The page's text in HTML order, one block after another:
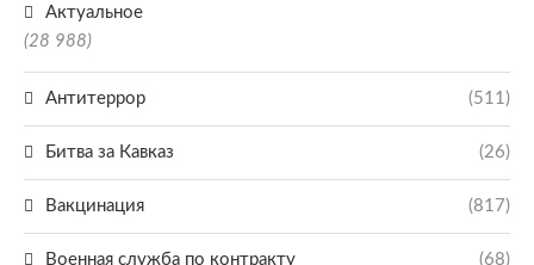
Актуальное
(28 988)
Антитеррор (511)
Битва за Кавказ (26)
Вакцинация (817)
Военная служба по контракту (68)